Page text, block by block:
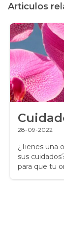
Articulos
28-09-2022
¿Tienes una
sus
para que tu